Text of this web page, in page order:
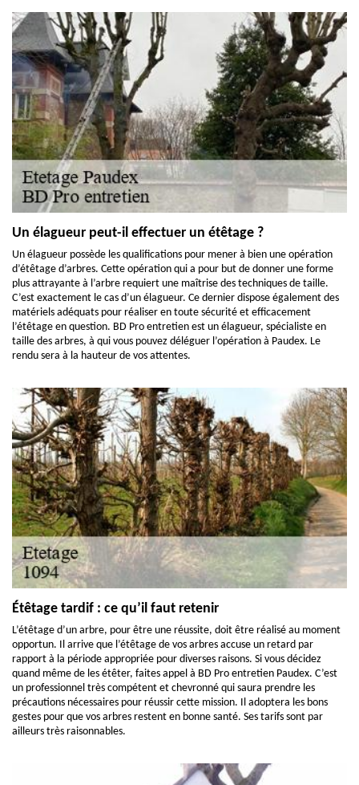
Un élagueur peut-il effectuer un étêtage ?
Un élagueur possède les qualifications pour mener à bien une opération
d’étêtage d’arbres. Cette opération qui a pour but de donner une forme
plus attrayante à l’arbre requiert une maîtrise des techniques de taille.
C’est exactement le cas d’un élagueur. Ce dernier dispose également des
matériels adéquats pour réaliser en toute sécurité et efficacement
l’étêtage en question. BD Pro entretien est un élagueur, spécialiste en
taille des arbres, à qui vous pouvez déléguer l’opération à Paudex. Le
rendu sera à la hauteur de vos attentes.
Étêtage tardif : ce qu’il faut retenir
L’étêtage d’un arbre, pour être une réussite, doit être réalisé au moment
opportun. Il arrive que l’étêtage de vos arbres accuse un retard par
rapport à la période appropriée pour diverses raisons. Si vous décidez
quand même de les étêter, faites appel à BD Pro entretien Paudex. C’est
un professionnel très compétent et chevronné qui saura prendre les
précautions nécessaires pour réussir cette mission. Il adoptera les bons
gestes pour que vos arbres restent en bonne santé. Ses tarifs sont par
ailleurs très raisonnables.